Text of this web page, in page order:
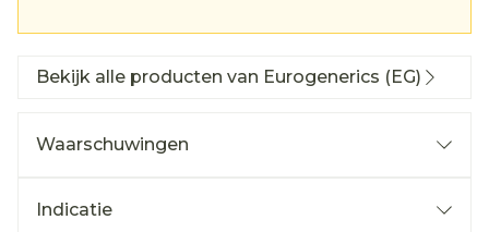
Bekijk alle producten van Eurogenerics (EG)
Waarschuwingen
Indicatie